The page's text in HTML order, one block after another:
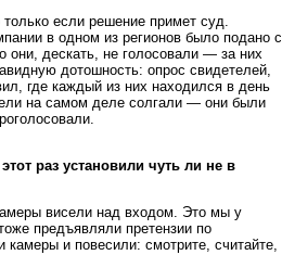
если решение примет суд.
в одном из регионов было подано с
они, дескать, не голосовали — за них
дотошность: опрос свидетелей,
где каждый из них находился в день
на самом деле солгали — они были
раз установили чуть ли не в
висели над входом. Это мы у
предъявляли претензии по
и повесили: смотрите, считайте,